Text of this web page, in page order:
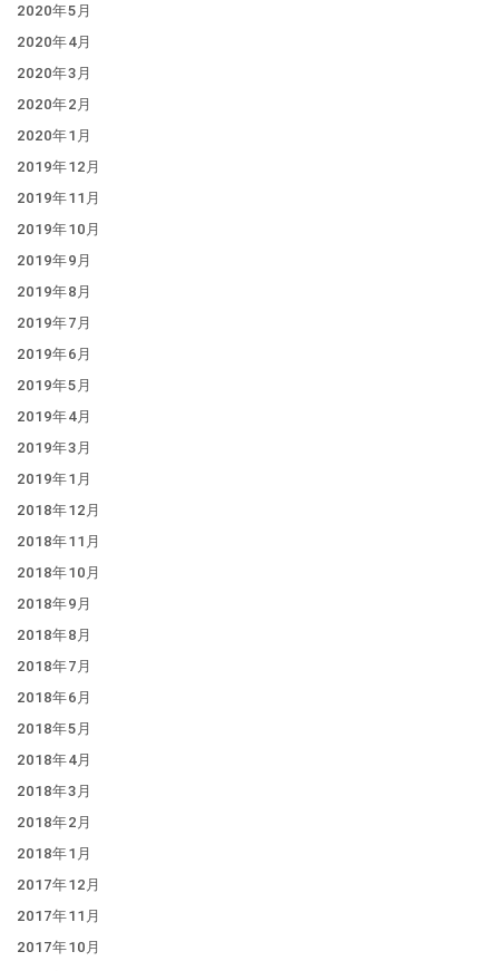
2020年5月
2020年4月
2020年3月
2020年2月
2020年1月
2019年12月
2019年11月
2019年10月
2019年9月
2019年8月
2019年7月
2019年6月
2019年5月
2019年4月
2019年3月
2019年1月
2018年12月
2018年11月
2018年10月
2018年9月
2018年8月
2018年7月
2018年6月
2018年5月
2018年4月
2018年3月
2018年2月
2018年1月
2017年12月
2017年11月
2017年10月